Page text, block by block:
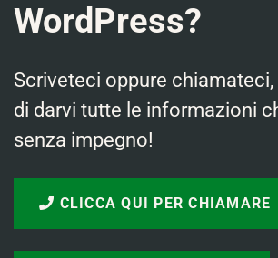
WordPress?
Scriveteci oppure
di darvi tutte le informazioni
senza impegno!
CLICCA QUI PER CHIAMARE